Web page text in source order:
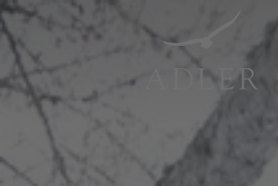
Resorts & Retreats